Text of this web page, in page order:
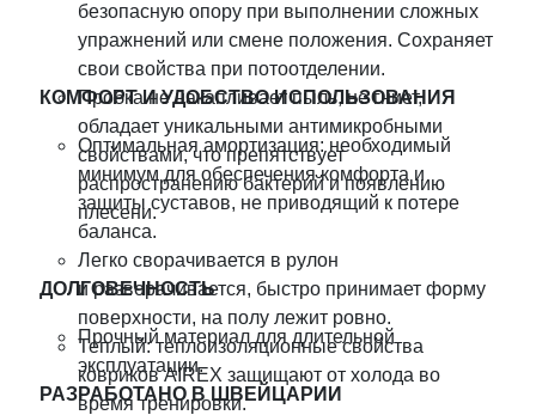
безопасную опору при выполнении сложных
упражнений или смене положения. Сохраняет
свои свойства при потоотделении.
Пробка не накапливает пыль, не гниет,
обладает уникальными антимикробными
свойствами, что препятствует
распространению бактерий и появлению
плесени.
КОМФОРТ И УДОБСТВО ИСПОЛЬЗОВАНИЯ
Оптимальная амортизация: необходимый
минимум для обеспечения комфорта и
защиты суставов, не приводящий к потере
баланса.
Легко сворачивается в рулон
и разворачивается, быстро принимает форму
поверхности, на полу лежит ровно.
Теплый: теплоизоляционные свойства
ковриков AIREX защищают от холода во
время тренировки.
ДОЛГОВЕЧНОСТЬ
Прочный материал для длительной
эксплуатации.
РАЗРАБОТАНО В ШВЕЙЦАРИИ